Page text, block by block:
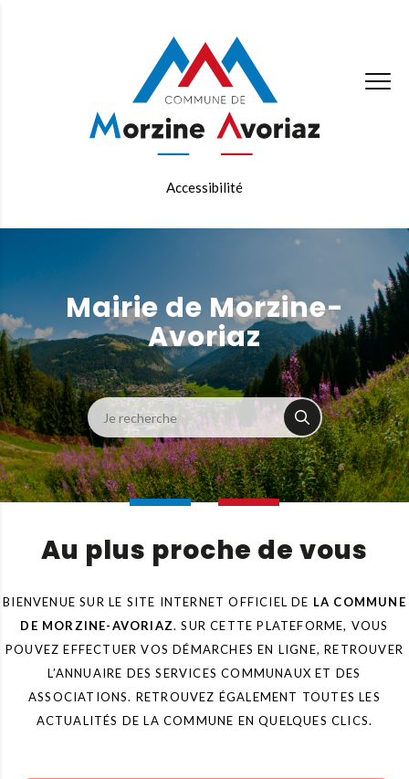
Accessibilité
Mairie de Morzine-
Avoriaz
Au plus proche de vous
BIENVENUE SUR LE SITE INTERNET OFFICIEL DE LA COMMUNE
DE MORZINE-AVORIAZ. SUR CETTE PLATEFORME, VOUS
POUVEZ EFFECTUER VOS DÉMARCHES EN LIGNE, RETROUVER
L’ANNUAIRE DES SERVICES COMMUNAUX ET DES
ASSOCIATIONS. RETROUVEZ ÉGALEMENT TOUTES LES
ACTUALITÉS DE LA COMMUNE EN QUELQUES CLICS.